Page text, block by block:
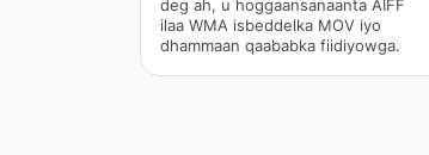
deg ah, u hoggaansanaanta AIFF
ilaa WMA isbeddelka MOV iyo
dhammaan qaababka fiidiyowga.